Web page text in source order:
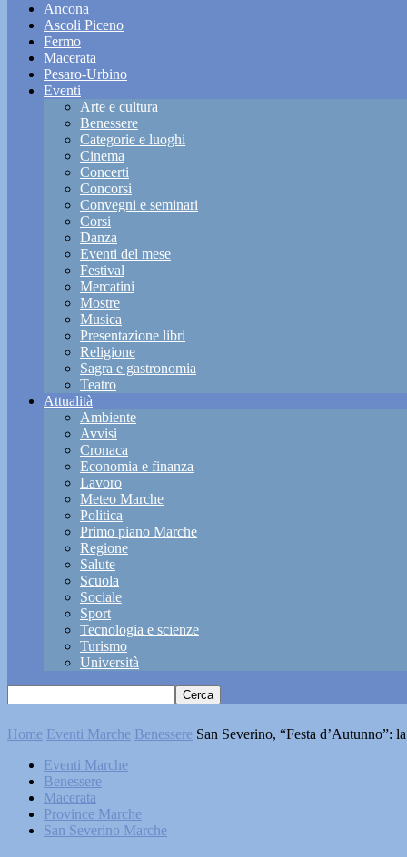
Ancona
Ascoli Piceno
Fermo
Macerata
Pesaro-Urbino
Eventi
Arte e cultura
Benessere
Categorie e luoghi
Cinema
Concerti
Concorsi
Convegni e seminari
Corsi
Danza
Eventi del mese
Festival
Mercatini
Mostre
Musica
Presentazione libri
Religione
Sagra e gastronomia
Teatro
Attualità
Ambiente
Avvisi
Cronaca
Economia e finanza
Lavoro
Meteo Marche
Politica
Primo piano Marche
Regione
Salute
Scuola
Sociale
Sport
Tecnologia e scienze
Turismo
Università
Home Eventi Marche Benessere San Severino, “Festa d’Autunno”:
Eventi Marche
Benessere
Macerata
Province Marche
San Severino Marche